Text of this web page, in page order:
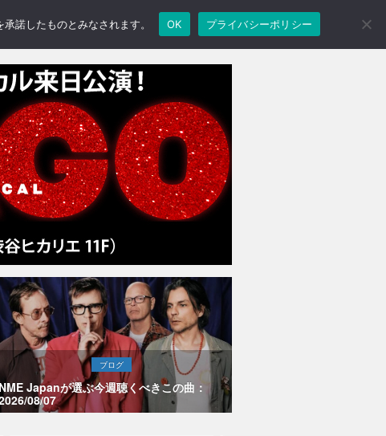
ブログ
NME Japanが選ぶ今週聴くべきこの曲：
08/07
諾したものとみなされます。 OK プライバシーポリシー